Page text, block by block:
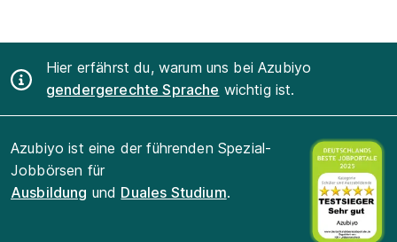
Hier erfährst du, warum uns bei Azubiyo
gendergerechte Sprache wichtig ist.
Azubiyo ist eine der führenden Spezial-
Jobbörsen für
Ausbildung und Duales Studium.